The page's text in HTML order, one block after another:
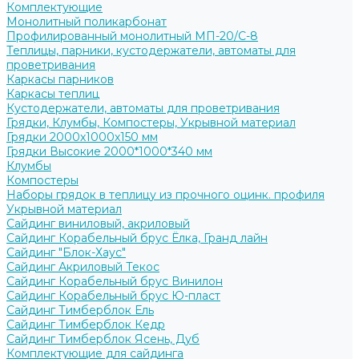
Комплектующие
Монолитный поликарбонат
Профилированный монолитный МП-20/С-8
Теплицы, парники, кустодержатели, автоматы для
проветривания
Каркасы парников
Каркасы теплиц
Кустодержатели, автоматы для проветривания
Грядки, Клумбы, Компостеры, Укрывной материал
Грядки 2000х1000х150 мм
Грядки Высокие 2000*1000*340 мм
Клумбы
Компостеры
Наборы грядок в теплицу из прочного оцинк. профиля
Укрывной материал
Сайдинг виниловый, акриловый
Сайдинг Корабельный брус Ёлка, Гранд лайн
Сайдинг "Блок-Хаус"
Сайдинг Акриловый Текос
Сайдинг Корабельный брус Винилон
Сайдинг Корабельный брус Ю-пласт
Сайдинг Тимберблок Ель
Сайдинг Тимберблок Кедр
Сайдинг Тимберблок Ясень, Дуб
Комплектующие для сайдинга